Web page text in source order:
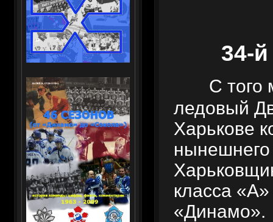
34-
С того
ледовый
Харькове
нынешнего
класса «А»
«Динамо».